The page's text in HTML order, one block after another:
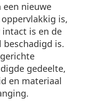
een nieuwe
is,
is en de
beschadigd is.
gedeelte,
en materiaal